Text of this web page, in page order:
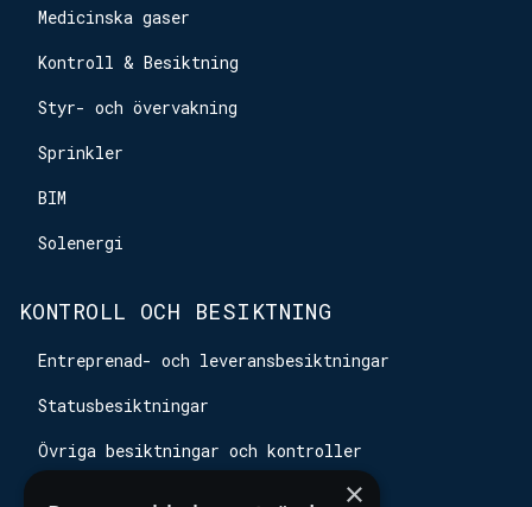
Medicinska gaser
Kontroll & Besiktning
Styr- och övervakning
Sprinkler
BIM
Solenergi
KONTROLL OCH BESIKTNING
Entreprenad- och leveransbesiktningar
Statusbesiktningar
Övriga besiktningar och kontroller
×